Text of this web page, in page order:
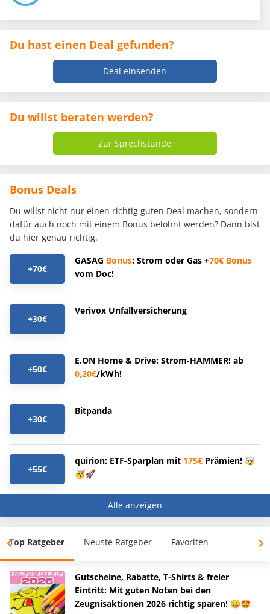
Du hast einen Deal gefunden?
Deal einsenden
Du willst beraten werden?
Zur Sprechstunde
Bonus Deals
Du willst nicht nur einen richtig guten Deal machen, sondern
dafür auch noch mit einem Bonus belohnt werden? Dann bist
du hier genau richtig.
+70€
GASAG Bonus: Strom oder Gas +70€ Bonus
vom Doc!
+30€
Verivox Unfallversicherung
+50€
E.ON Home & Drive: Strom-HAMMER! ab
0,20€/kWh!
+30€
Bitpanda
+55€
quirion: ETF-Sparplan mit 175€ Prämien! 🤯
🥳🚀
Alle anzeigen
Top Ratgeber Neuste Ratgeber Favoriten
Gutscheine, Rabatte, T-Shirts & freier
Eintritt: Mit guten Noten bei den
Zeugnisaktionen 2026 richtig sparen! 😀🤩